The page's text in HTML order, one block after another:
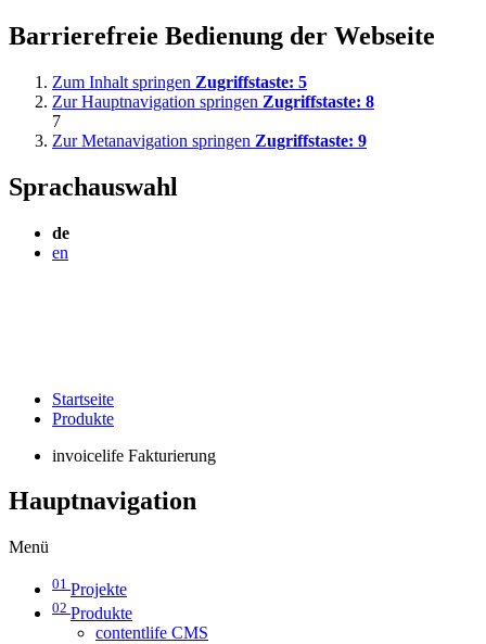
Barrierefreie Bedienung der Webseite
Zum Inhalt springen Zugriffstaste: 5
Zur Hauptnavigation springen Zugriffstaste: 8
7
Zur Metanavigation springen Zugriffstaste: 9
Sprachauswahl
de
en
Startseite
Produkte
invoicelife Fakturierung
Hauptnavigation
Menü
01 Projekte
02 Produkte
contentlife CMS